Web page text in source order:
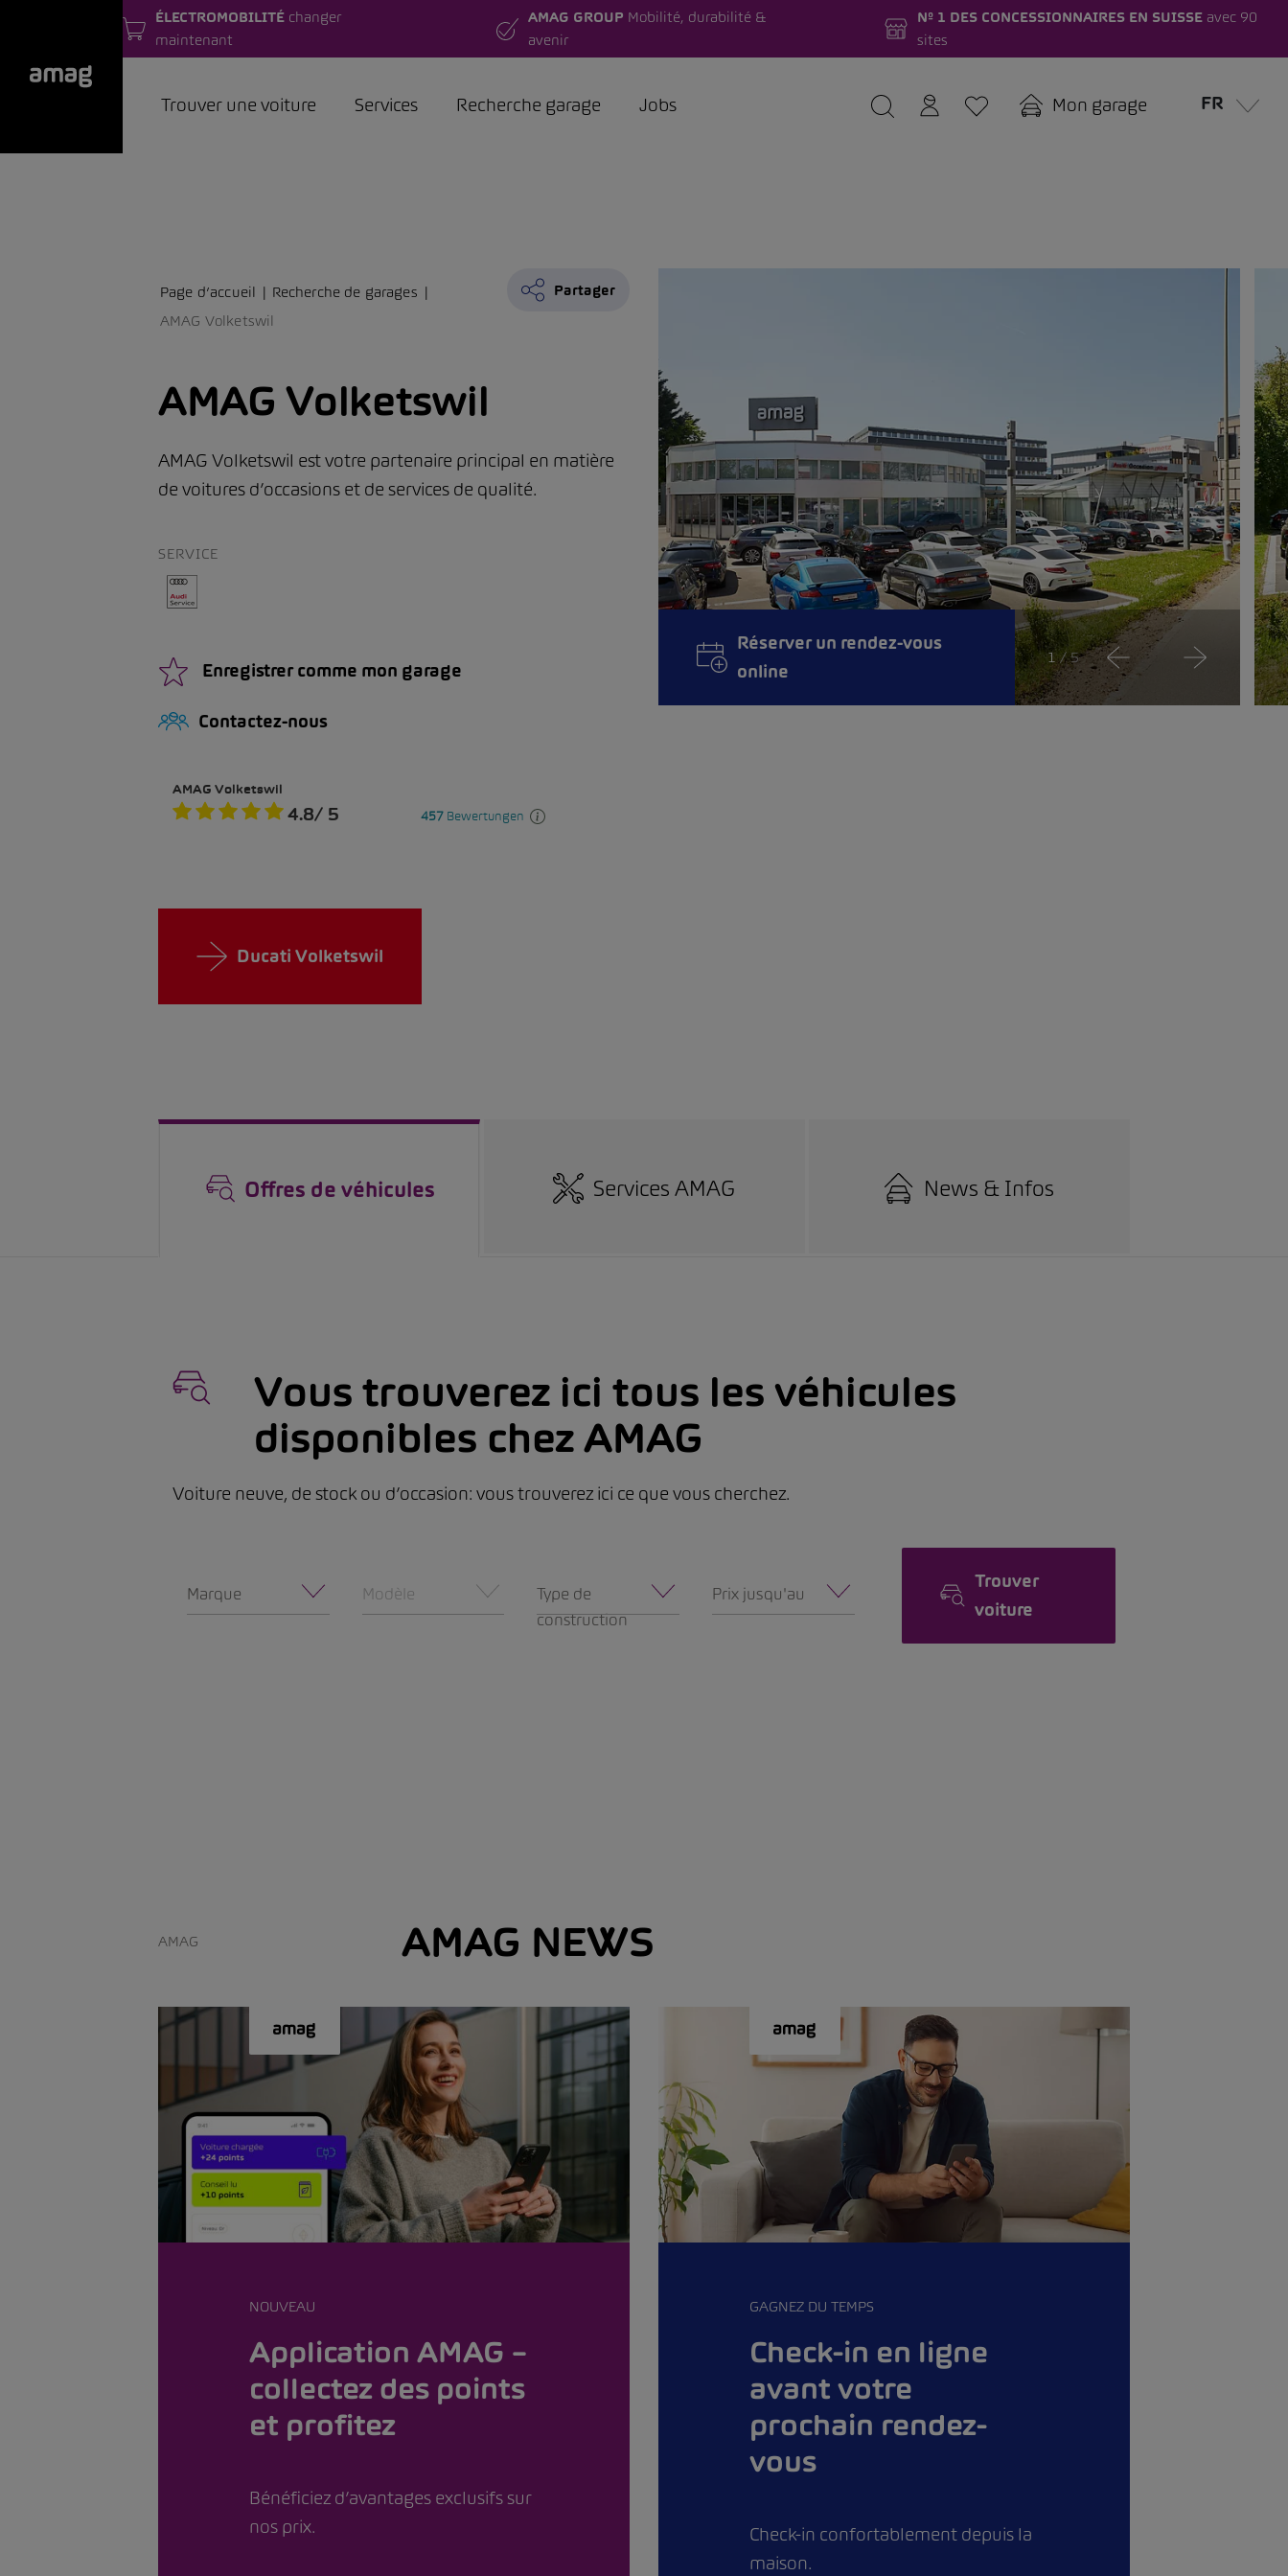
ÉLECTROMOBILITÉ changer
maintenant
AMAG GROUP Mobilité, durabilité &
avenir
Nº 1 DES CONCESSIONNAIRES EN SUISSEavec 90
sites
Trouver une voiture Services Recherche garage Jobs Mon garage FR
Page d’accueil
Recherche de garages
AMAG Volketswil
Partager
AMAG Volketswil
AMAG Volketswil est votre partenaire principal en matière
de voitures d’occasions et de services de qualité.
SERVICE
Enregistrer comme mon garage
Contactez-nous
Réserver un rendez-vous
online
1 / 5
Ducati Volketswil
Offres de véhicules Services AMAG News & Infos
Vous trouverez ici tous les véhicules
disponibles chez AMAG
Voiture neuve, de stock ou d’occasion: vous trouverez ici ce que vous cherchez.
Marque Modèle
Type de
construction
Prix jusqu'au
Trouver
voiture
AMAG AMAG NEWS
NOUVEAU
Application AMAG –
collectez des points
et profitez
Bénéficiez d’avantages exclusifs sur
nos prix.
GAGNEZ DU TEMPS
Check-in en ligne
avant votre
prochain rendez-
vous
Check-in confortablement depuis la
maison.